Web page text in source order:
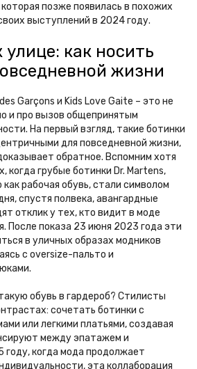
позже появилась в похожих
выступлений в 2024 году.
как носить
жизни
Garçons и Kids Love Gaite – это не
и про вызов общепринятым
На первый взгляд, такие ботинки
для повседневной жизни,
обратное. Вспомним хотя
когда грубые ботинки Dr. Martens,
рабочая обувь, стали символом
спустя полвека, авангардные
отклик у тех, кто видит в моде
После показа 23 июня 2023 года эти
в уличных образах модников
с oversize-пальто и
обувь в гардероб? Стилисты
сочетать ботинки с
или легкими платьями, создавая
между эпатажем и
году, когда мода продолжает
эта коллаборация